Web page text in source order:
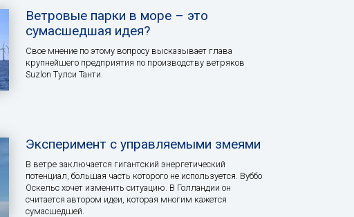
Ветровые парки в море – это
сумасшедшая идея?
Свое мнение по этому вопросу высказывает глава
крупнейшего предприятия по производству ветряков
Suzlon Тулси Танти.
Эксперимент с управляемыми змеями
В ветре заключается гигантский энергетический
потенциал, большая часть которого не используется. Вуббо
Оскельс хочет изменить ситуацию. В Голландии он
считается автором идеи, которая многим кажется
сумасшедшей.